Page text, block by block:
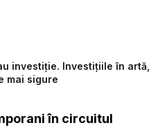
investiție. Investițiile în artă,
mai sigure
în circuitul